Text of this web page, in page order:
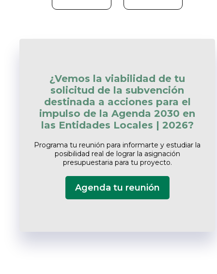
¿Vemos la viabilidad de tu
solicitud de la subvención
destinada a acciones para el
impulso de la Agenda 2030 en
las Entidades Locales | 2026?
Programa tu reunión para informarte y estudiar la
posibilidad real de lograr la asignación
presupuestaria para tu proyecto.
Agenda tu reunión